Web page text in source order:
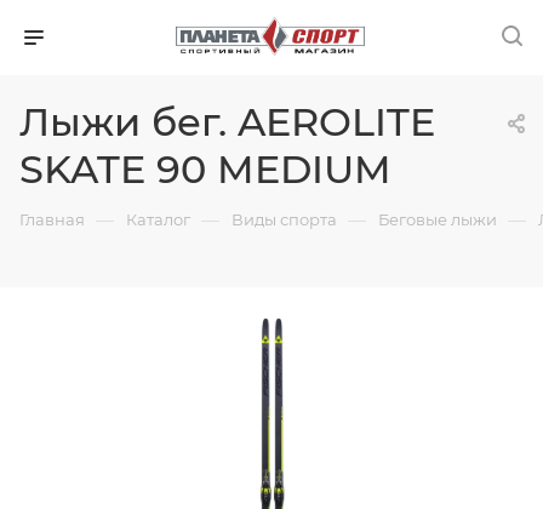
Лыжи бег. AEROLITE
SKATE 90 MEDIUM
Главная — Каталог — Виды спорта — Беговые лыжи —